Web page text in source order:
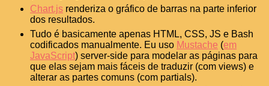
Chart.js renderiza o gráfico de barras na parte inferior
dos resultados.
Tudo é basicamente apenas HTML, CSS, JS e Bash
codificados manualmente. Eu uso Mustache (em
JavaScript) server-side para modelar as páginas para
que elas sejam mais fáceis de traduzir (com views) e
alterar as partes comuns (com partials).